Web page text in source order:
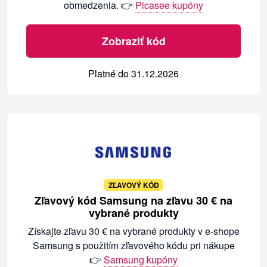
obmedzenia. 👉 Picasee kupóny
Zobraziť kód
Platné do 31.12.2026
ZĽAVOVÝ KÓD
Zľavový kód Samsung na zľavu 30 € na
vybrané produkty
Získajte zľavu 30 € na vybrané produkty v e-shope
Samsung s použitím zľavového kódu pri nákupe
👉 Samsung kupóny